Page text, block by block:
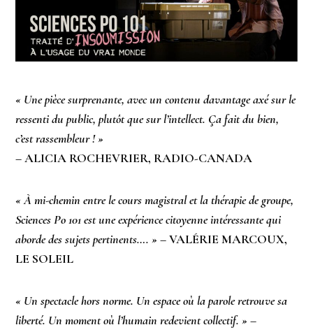
« Une pièce surprenante, avec un contenu davantage axé sur le
ressenti du public, plutôt que sur l’intellect. Ça fait du bien,
c’est rassembleur ! »
– ALICIA ROCHEVRIER, RADIO-CANADA
« À mi-chemin entre le cours magistral et la thérapie de groupe,
Sciences Po 101 est une expérience citoyenne intéressante qui
aborde des sujets pertinents…. »– VALÉRIE MARCOUX,
LE SOLEIL
« Un spectacle hors norme. Un espace où la parole retrouve sa
liberté. Un moment où l’humain redevient collectif. »–